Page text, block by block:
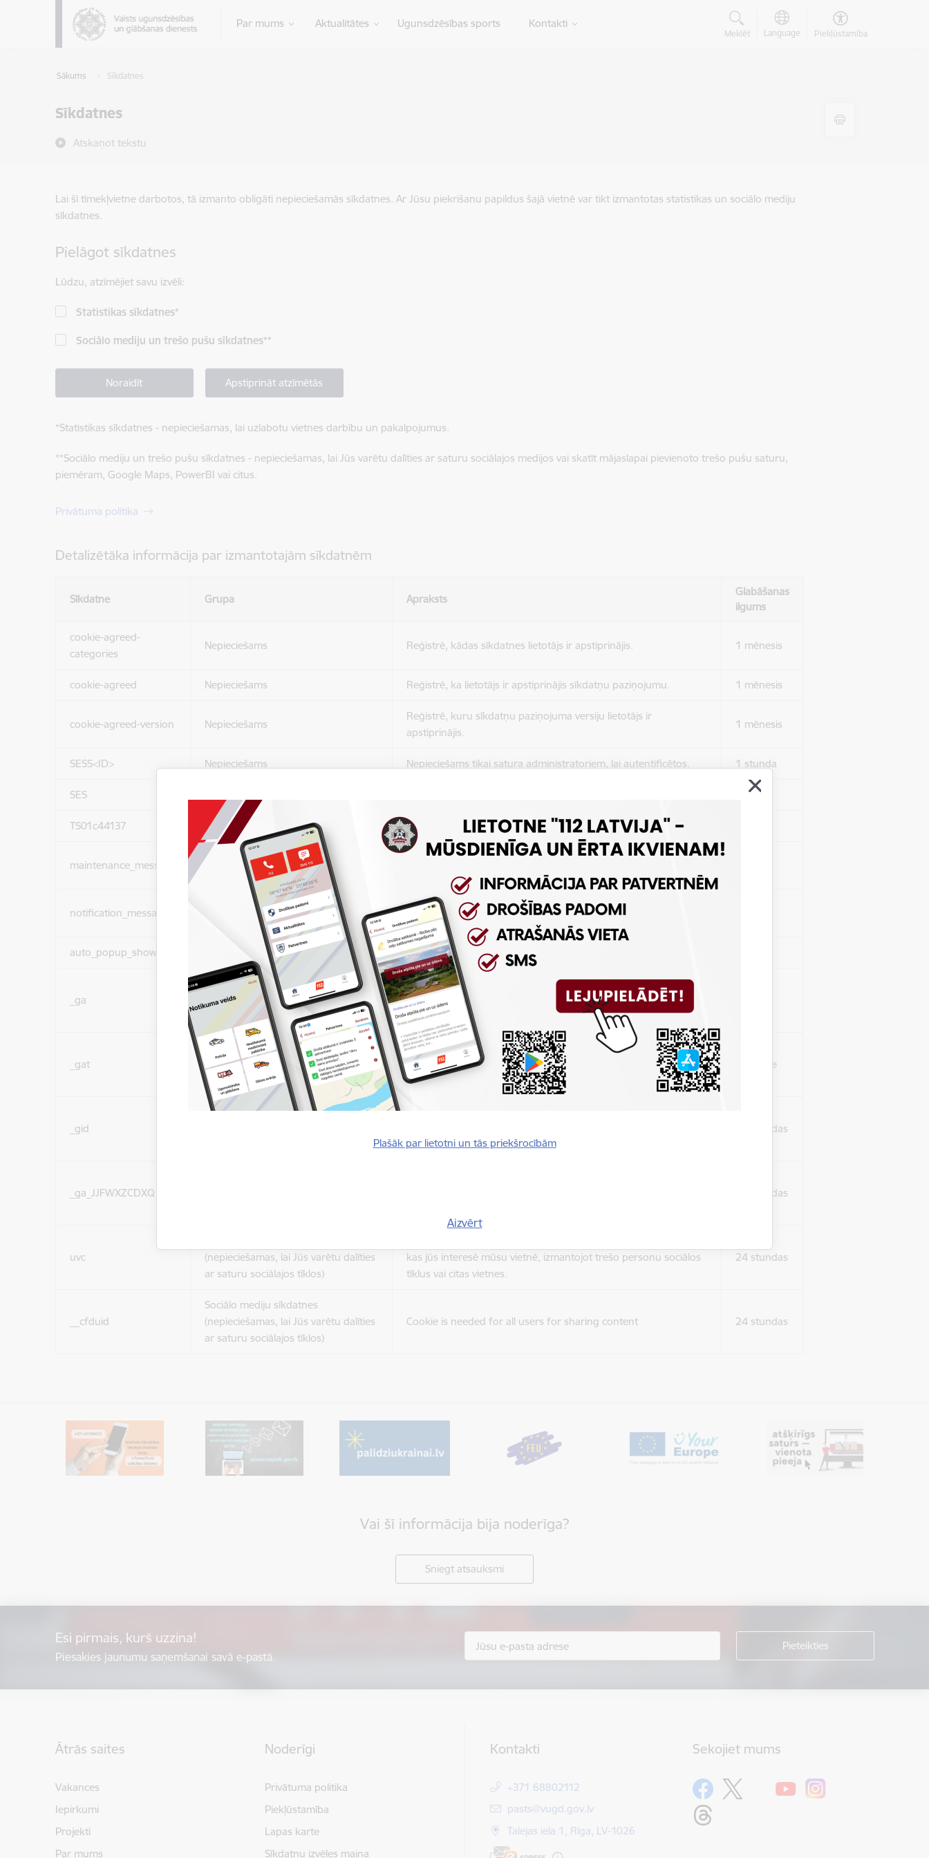
Pāriet uz lapas saturu
Par mums Aktualitātes Ugunsdzēsības sports Kontakti
Meklēt Language Piekļūstamība
Sākums Sīkdatnes
Sīkdatnes
Atskaņot tekstu
Plašāk par lietotni un tās priekšrocībām
Aizvērt
Lai šī tīmekļvietne darbotos, tā izmanto obligāti nepieciešamās sīkdatnes. Ar Jūsu piekrišanu papildus šajā vietnē var tikt izmantotas statistikas un sociālo mediju
sīkdatnes.
Pielāgot sīkdatnes
Lūdzu, atzīmējiet savu izvēli:
Statistikas sīkdatnes*
Sociālo mediju un trešo pušu sīkdatnes**
Noraidīt Apstiprināt atzīmētās
*Statistikas sīkdatnes - nepieciešamas, lai uzlabotu vietnes darbību un pakalpojumus.
**Sociālo mediju un trešo pušu sīkdatnes - nepieciešamas, lai Jūs varētu dalīties ar saturu sociālajos medijos vai skatīt mājaslapai pievienoto trešo pušu saturu,
piemēram, Google Maps, PowerBI vai citus.
Privātuma politika
Detalizētāka informācija par izmantotajām sīkdatnēm
Sīkdatne Grupa Apraksts
Glabāšanas
ilgums
cookie-agreed-
categories
Nepieciešams Reģistrē, kādas sīkdatnes lietotājs ir apstiprinājis. 1 mēnesis
cookie-agreed Nepieciešams Reģistrē, ka lietotājs ir apstiprinājis sīkdatņu paziņojumu. 1 mēnesis
cookie-agreed-version Nepieciešams
Reģistrē, kuru sīkdatņu paziņojuma versiju lietotājs ir
apstiprinājis.
1 mēnesis
SESS<ID> Nepieciešams Nepieciešams tikai satura administratoriem, lai autentificētos. 1 stunda
SES Sesija
TS01c44137 Nepieciešams Drošības politikas sesija.
maintenance_message Nepieciešams
Sīkdatne ir nepieciešama, lai visiem lietotājiem nerādītu
ziņojumus pēc tam, kad viņi ir izlasījuši un aizvēruši tos.
notification_messages Nepieciešams
Sīkdatne ir nepieciešama, lai visiem lietotājiem nerādītu
ziņojumus pēc tam, kad viņi ir izlasījuši un aizvēruši tos.
auto_popup_showed Nepieciešams Reģistrē, ka tiek parādīts modālais logs.
_ga
Statistikas sīkdatnes (nepieciešamas,
lai uzlabotu vietnes darbību un
pakalpojumus)
Reģistrē unikālu ID, kas tiek izmantots statistisko datu iegūšanai
par to, kā apmeklētājs izmanto vietni.
_gat
Statistikas sīkdatnes (nepieciešamas,
lai uzlabotu vietnes darbību un
pakalpojumus)
Izmanto Google Analytics, lai samazinātu pieprasījuma līmeni. 1 minūte
_gid
Statistikas sīkdatnes (nepieciešamas,
par to, kā apmeklētājs izmanto vietni.
24 stundas
_ga_JJFWXZCDXQ 24 stundas
uvc
(nepieciešamas, lai Jūs varētu dalīties
ar saturu sociālajos tīklos)
kas jūs interesē mūsu vietnē, izmantojot trešo personu sociālos
tīklus vai citas vietnes.
24 stundas
__cfduid
Sociālo mediju sīkdatnes
(nepieciešamas, lai Jūs varētu dalīties
ar saturu sociālajos tīklos)
Cookie is needed for all users for sharing content 24 stundas
Vai šī informācija bija noderīga?
Sniegt atsauksmi
Esi pirmais, kurš uzzina!
Piesakies jaunumu saņemšanai savā e-pastā.
Ātrās saites
Vakances
Iepirkumi
Projekti
Par mums
Noderīgi
Privātuma politika
Piekļūstamība
Lapas karte
Sīkdatņu izvēles maiņa
Kontakti
+371 68802112
E-pasts:
pasts@vugd.gov.lv
Talejas iela 1, Rīga, LV-1026
Sekojiet mums